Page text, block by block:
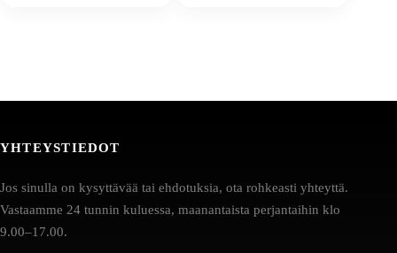
YHTEYSTIEDOT
Jos sinulla on kysyttävää tai ehdotuksia, ota rohkeasti yhteyttä.
Vastaamme 24 tunnin kuluessa, maanantaista perjantaihin klo
9.00–17.00.